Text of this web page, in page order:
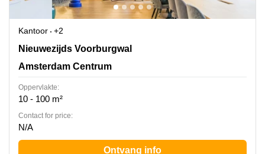
Kantoor
+2
Nieuwezijds Voorburgwal 162, Amsterdam Centrum
Nieuwezijds Voorburgwal
Amsterdam Centrum
Oppervlakte:
10 - 100 m²
Contact for price:
N/A
Ontvang info